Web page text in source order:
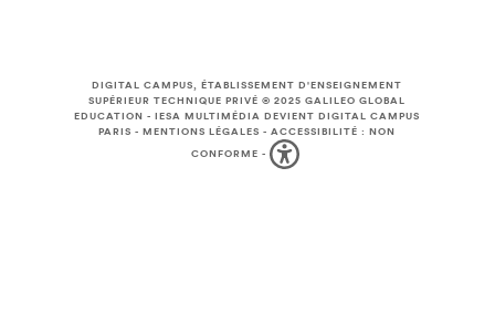
DIGITAL CAMPUS, ÉTABLISSEMENT D'ENSEIGNEMENT
SUPÉRIEUR TECHNIQUE PRIVÉ © 2025GALILEO GLOBAL
EDUCATION -IESA MULTIMÉDIA DEVIENT DIGITAL CAMPUS
PARIS -MENTIONS LÉGALES -ACCESSIBILITÉ : NON
CONFORME -